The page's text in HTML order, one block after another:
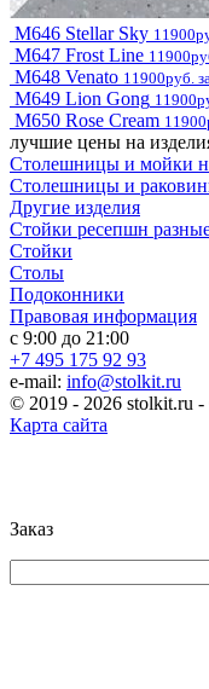
M646 Stellar Sky
M647 Frost Line
M648 Venato 11900руб.
M649 Lion Gong
M650 Rose Cream
лучшие цены на
Столешницы и мойки
Столешницы и
Другие изделия
Стойки ресепшн
Стойки
Столы
Подоконники
Правовая информация
с 9:00 до 21:00
+7 495 175 92 93
e-mail: info@stolkit.ru
© 2019 - 2026 stolkit.ru -
Карта сайта
Заказ